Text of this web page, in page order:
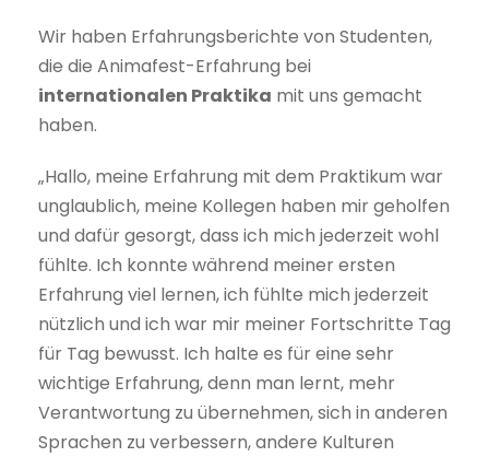
Wir haben Erfahrungsberichte von Studenten,
die die Animafest-Erfahrung bei
internationalen Praktika mit uns gemacht
haben.
„Hallo, meine Erfahrung mit dem Praktikum war
unglaublich, meine Kollegen haben mir geholfen
und dafür gesorgt, dass ich mich jederzeit wohl
fühlte. Ich konnte während meiner ersten
Erfahrung viel lernen, ich fühlte mich jederzeit
nützlich und ich war mir meiner Fortschritte Tag
für Tag bewusst. Ich halte es für eine sehr
wichtige Erfahrung, denn man lernt, mehr
Verantwortung zu übernehmen, sich in anderen
Sprachen zu verbessern, andere Kulturen